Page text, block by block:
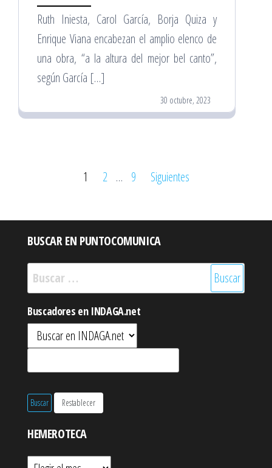
Ruth Iniesta, Carol García, Borja Quiza y
Enrique Viana encabezan el amplio elenco de
una obra, “a la altura del mejor bel canto”,
según García […]
30 octubre, 2023
Paginación
entradas
1 2 … 9 Siguientes
BUSCAR EN PUNTOCOMUNICA
Buscar:
Buscadores en INDAGA.net
HEMEROTECA
Hemeroteca